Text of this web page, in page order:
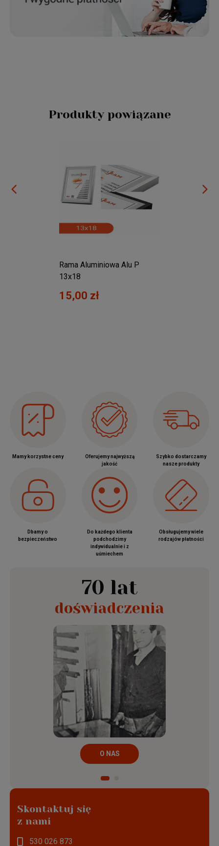
Produkty powiązane
Rama Aluminiowa Alu P
13x18
15,00 zł
Mamy korzystne ceny
Oferujemy najwyższą
jakość
Szybko dostarczamy
nasze produkty
Dbamy o
bezpieczeństwo
Do każdego klienta
podchodzimy
indywidualnie i z
uśmiechem
Obsługujemy wiele
rodzajów płatności
70 lat
doświadczenia
O NAS
Skontaktuj się
z nami
530 026 873